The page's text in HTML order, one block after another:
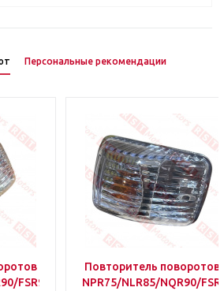
Персональные рекомендации
FSR90/FVR34
Повторитель поворотов
NPR75/NLR85/NQR90/